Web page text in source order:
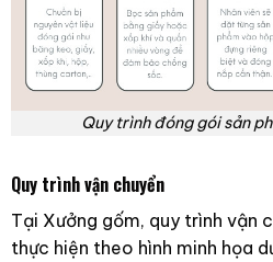
Quy trình đóng gói sản
Quy trình vận chuyển
Tại Xưởng gốm, quy trình vận
thực hiện theo hình minh họa